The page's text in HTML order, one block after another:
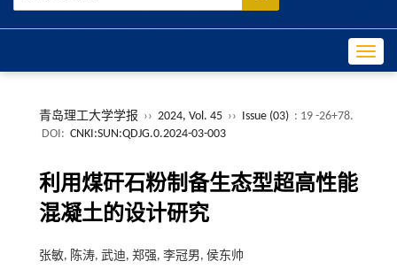
青岛理工大学学报 ›› 2024, Vol. 45 ›› Issue (03) : 19 -26+78.
DOI: CNKI:SUN:QDJG.0.2024-03-003
利用煤矸石粉制备生态型超高性能
混凝土的设计研究
张敏, 陈涛, 武迪, 郑强, 李冠男, 侯东帅